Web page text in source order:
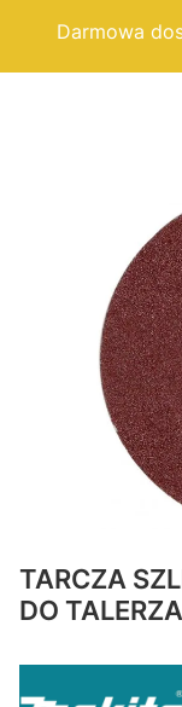
Darmowa
TARCZA
DO